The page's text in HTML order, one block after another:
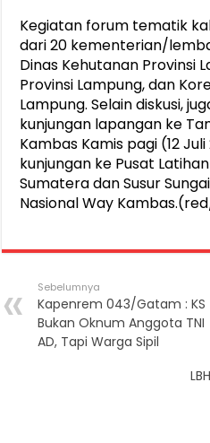
Kegiatan forum tematik
dari 20 kementerian/
Dinas Kehutanan Provinsi
Provinsi Lampung, dan
Lampung. Selain diskusi,
kunjungan lapangan ke
Kambas Kamis pagi (12
kunjungan ke Pusat
Sumatera dan Susur
Nasional Way
Sebelumnya
Kapenrem 043/Gatam : KS
Bukan Oknum Anggota TNI
AD, Tapi Warga Sipil